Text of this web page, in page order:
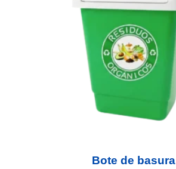
Bote de basura